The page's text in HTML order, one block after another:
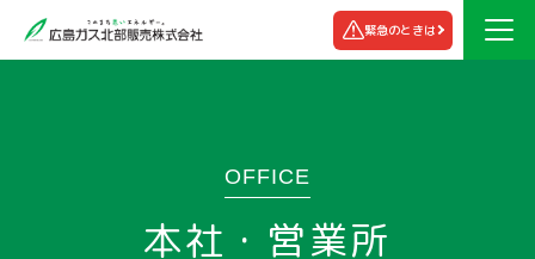
緊急のときは
OFFICE
本社・営業所